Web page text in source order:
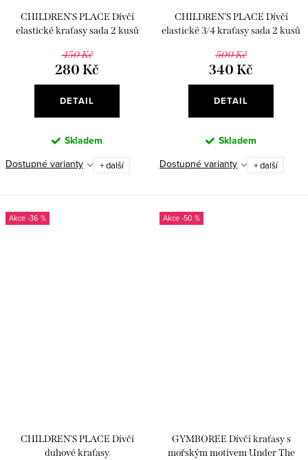
CHILDREN'S PLACE Dívčí
elastické kraťasy sada 2 kusů
450 Kč
280 Kč
DETAIL
Skladem
Dostupné varianty + další
CHILDREN'S PLACE Dívčí
elastické 3/4 kraťasy sada 2 kusů
500 Kč
340 Kč
DETAIL
Skladem
Dostupné varianty + další
-36 %
CHILDREN'S PLACE Dívčí
duhové kraťasy
-50 %
GYMBOREE Dívčí kraťasy s
mořským motivem Under The